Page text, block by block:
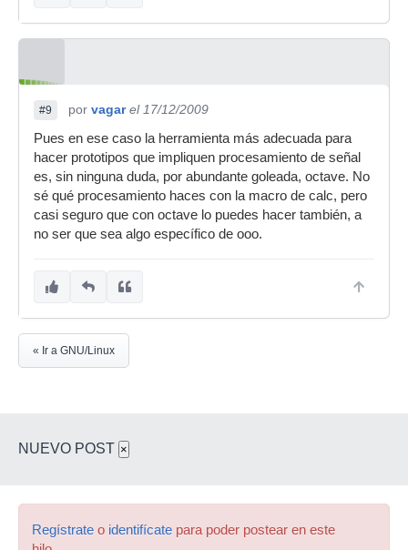
#9 por vagar el 17/12/2009
Pues en ese caso la herramienta más adecuada para
hacer prototipos que impliquen procesamiento de señal
es, sin ninguna duda, por abundante goleada, octave. No
sé qué procesamiento haces con la macro de calc, pero
casi seguro que con octave lo puedes hacer también, a
no ser que sea algo específico de ooo.
« Ir a GNU/Linux
NUEVO POST ×
Regístrate o identifícate para poder postear en este